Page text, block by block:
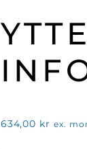
634,00 kr ex.